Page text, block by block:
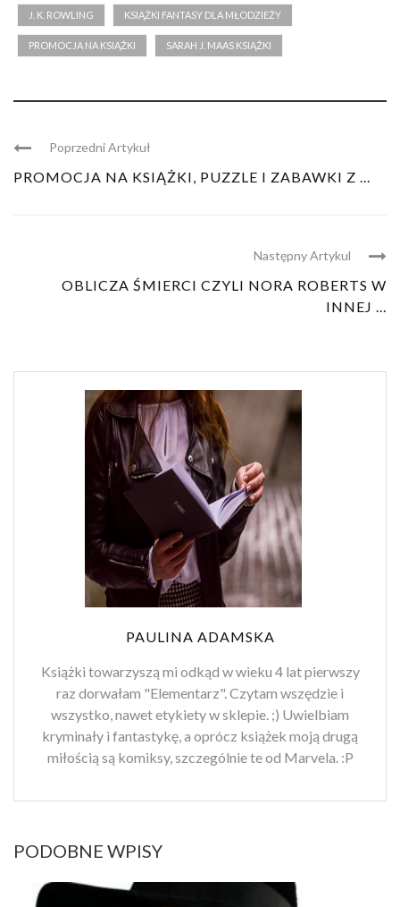
J. K. ROWLING KSIĄŻKI FANTASY DLA MŁODZIEŻY
PROMOCJA NA KSIĄŻKI SARAH J. MAAS KSIĄŻKI
Poprzedni Artykuł
PROMOCJA NA KSIĄŻKI, PUZZLE I ZABAWKI Z ...
Następny Artykul
OBLICZA ŚMIERCI CZYLI NORA ROBERTS W
INNEJ ...
PAULINA ADAMSKA
Książki towarzyszą mi odkąd w wieku 4 lat pierwszy
raz dorwałam "Elementarz". Czytam wszędzie i
wszystko, nawet etykiety w sklepie. ;) Uwielbiam
kryminały i fantastykę, a oprócz książek moją drugą
miłością są komiksy, szczególnie te od Marvela. :P
PODOBNE WPISY